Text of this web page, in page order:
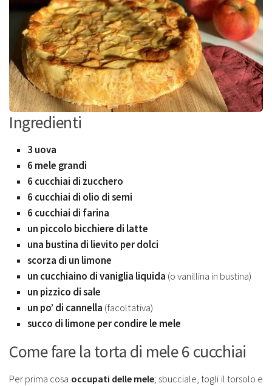
Ingredienti
3 uova
6 mele grandi
6 cucchiai di zucchero
6 cucchiai di olio di semi
6 cucchiai di farina
un piccolo bicchiere di latte
una bustina di lievito per dolci
scorza di un limone
un cucchiaino di vaniglia liquida (o vanillina in bustina)
un pizzico di sale
un po’ di cannella (facoltativa)
succo di limone per condire le mele
Come fare la torta di mele 6 cucchiai
Per prima cosa occupati delle mele; sbucciale, togli il torsolo e